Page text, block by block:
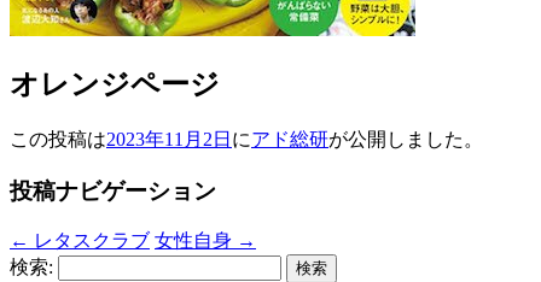
オレンジページ
この投稿は2023年11月2日 にアド総研が公開しました 。
投稿ナビゲーション
← レタスクラブ 女性自身 →
検索: